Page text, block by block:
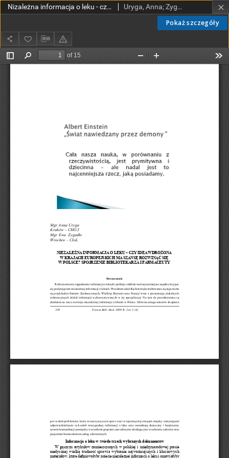
Pokaż szczegóły
Nizależna informacja o leku - czy idea wdrożona w krajach europejskich ma szansę rozwinąć się w Polsce? Spojrzenie bibliotekarza i farmaceuty Uryga, Anna; Zygadło, Ewa